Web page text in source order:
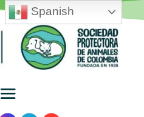
Spanish